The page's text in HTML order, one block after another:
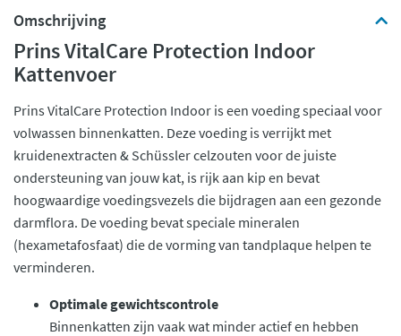
Omschrijving
Prins VitalCare Protection Indoor
Kattenvoer
Prins VitalCare Protection Indoor is een voeding speciaal voor
volwassen binnenkatten. Deze voeding is verrijkt met
kruidenextracten & Schüssler celzouten voor de juiste
ondersteuning van jouw kat, is rijk aan kip en bevat
hoogwaardige voedingsvezels die bijdragen aan een gezonde
darmflora. De voeding bevat speciale mineralen
(hexametafosfaat) die de vorming van tandplaque helpen te
verminderen.
Optimale gewichtscontrole
Binnenkatten zijn vaak wat minder actief en hebben